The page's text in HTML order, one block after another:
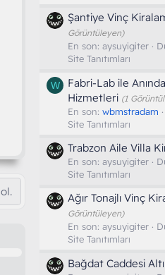
Şantiye Vinç
Görüntüleyen)
En son: aysuyigiter
Site Tanıtımları
W
Fabri-Lab ile
Hizmetleri (1
En son: wbmstradam
Site Tanıtımları
Trabzon Aile Villa
En son: aysuyigiter
Site Tanıtımları
Ağır Tonajlı Vinç
Görüntüleyen)
En son: aysuyigiter
Site Tanıtımları
Bağdat Caddesi